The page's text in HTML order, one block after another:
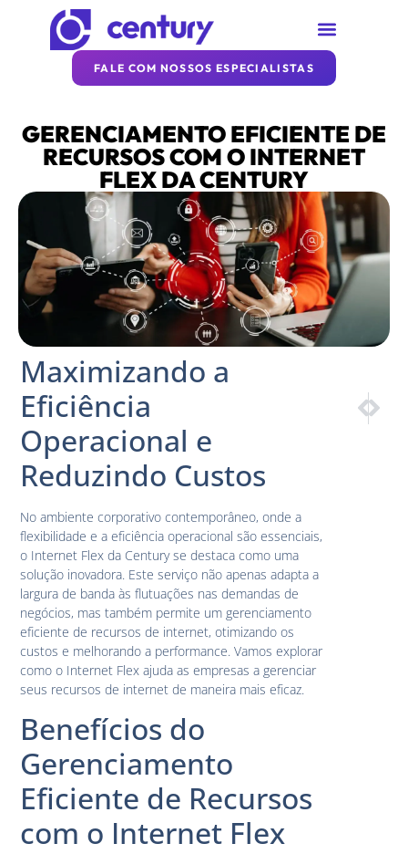
FALE COM NOSSOS ESPECIALISTAS
GERENCIAMENTO EFICIENTE DE
RECURSOS COM O INTERNET
FLEX DA CENTURY
Maximizando a
Eficiência
Operacional e
Reduzindo Custos
No ambiente corporativo contemporâneo, onde a
flexibilidade e a eficiência operacional são essenciais,
o Internet Flex da Century se destaca como uma
solução inovadora. Este serviço não apenas adapta a
largura de banda às flutuações nas demandas de
negócios, mas também permite um gerenciamento
eficiente de recursos de internet, otimizando os
custos e melhorando a performance. Vamos explorar
como o Internet Flex ajuda as empresas a gerenciar
seus recursos de internet de maneira mais eficaz.
Benefícios do
Gerenciamento
Eficiente de Recursos
com o Internet Flex
Internet